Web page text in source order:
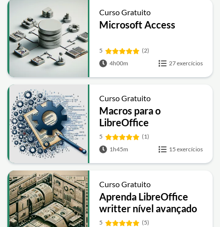
Curso Gratuito
Microsoft Access
5
(2)
4h00m
27 exercícios
Curso Gratuito
Macros para o
LibreOffice
5
(1)
1h45m
15 exercícios
Curso Gratuito
Aprenda LibreOffice
writter nível avançado
5
(5)